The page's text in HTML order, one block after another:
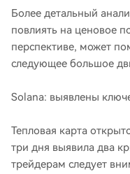
Более детальный
повлиять на ценовое
перспективе, может
следующее большое
Solana: выявлены
Тепловая карта
три дня выявила два
трейдерам следует